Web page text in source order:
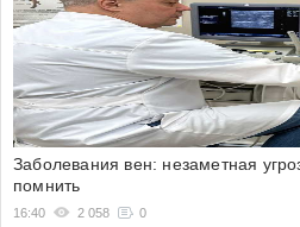
Заболевания вен: незаметная
помнить
16:40 2 058 0